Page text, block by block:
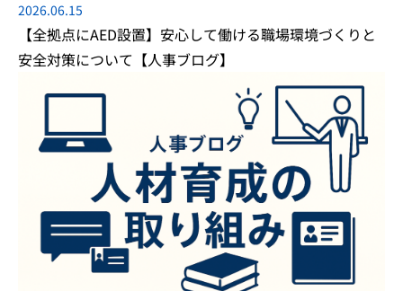
2026.06.15
【全拠点にAED設置】安心して働ける職場環境づくりと
安全対策について【人事ブログ】